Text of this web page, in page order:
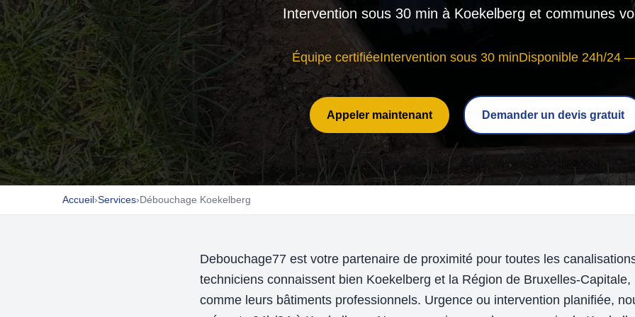
Intervention sous 30 min à Koekelberg et communes
Équipe certifiéeIntervention sous 30 minDisponible 24h/24
Appeler maintenant Demander un devis gratuit
Accueil›Services›Débouchage Koekelberg
Debouchage77 est votre partenaire de proximité pour toutes les
techniciens connaissent bien Koekelberg et la Région de Bruxelles-
comme leurs bâtiments professionnels. Urgence ou intervention planifiée,